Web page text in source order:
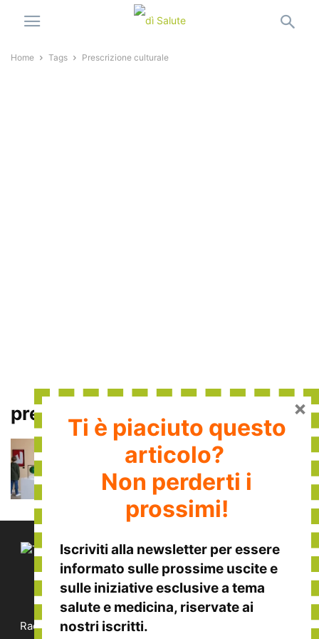
Home Tags Prescrizione culturale
prescrizione culturale
L’arte come cura: una terapia che
passa per musei, parchi e...
Micol Weisz - 16 Luglio 2025
CHI SIAMO
Raccontiamo le eccellenze italiane nella medicina, nella
Ti è piaciuto questo
articolo?
Non perderti i
prossimi!
Iscriviti alla newsletter per essere
informato sulle prossime uscitee
sulle iniziative esclusivea tema
salute e medicina, riservate ai
nostri iscritti.
×